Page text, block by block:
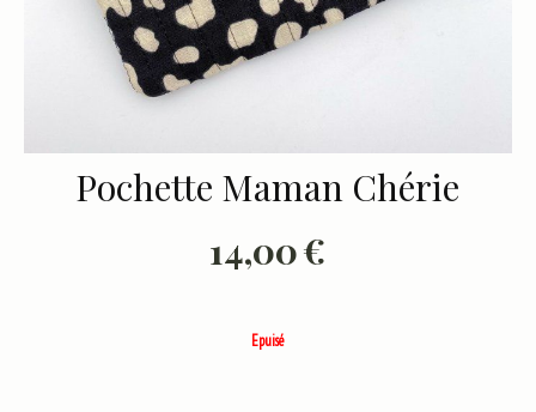
Pochette Maman Chérie
14,00€
Epuisé